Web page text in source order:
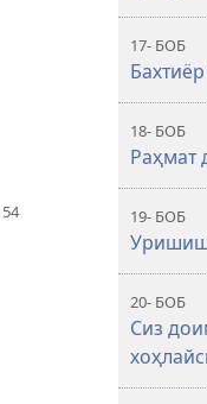
17- БОБ
18- БОБ
Раҳмат
19- БОБ
Уришиш
20- БОБ
Сиз